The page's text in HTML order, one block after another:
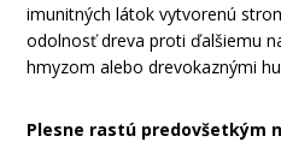
imunitných látok vytvorenú
odolnosť dreva proti ďalšiemu
hmyzom alebo drevokaznými
Plesne rastú predovšetkým